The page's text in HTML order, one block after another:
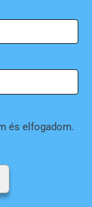
és elfogadom.